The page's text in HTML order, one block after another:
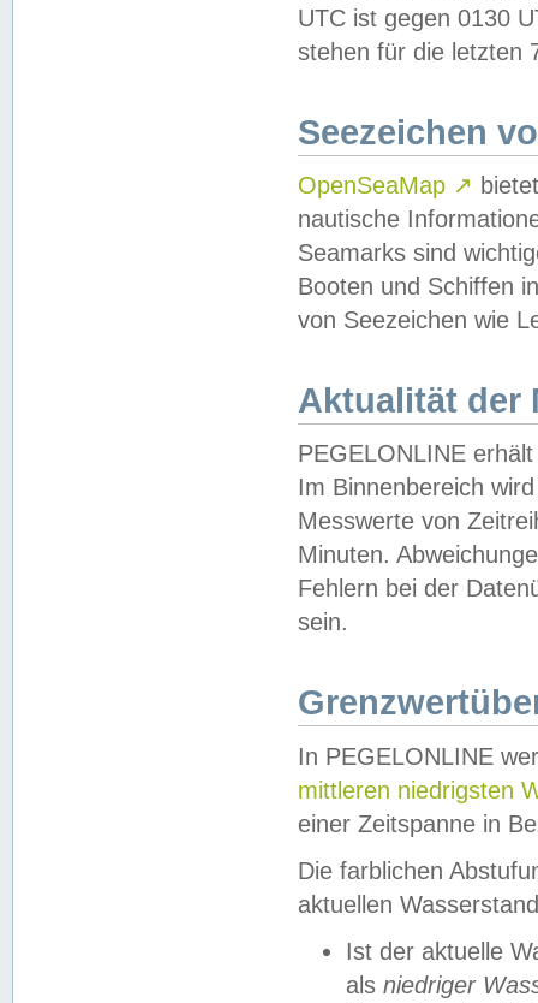
UTC ist gegen 0130
stehen für die letzten
Seezeichen
OpenSeaMap ↗
nautische
Seamarks sind
Booten und Schiffen
von Seezeichen wie
Aktualität der
PEGELONLINE
Im Binnenbereich
Messwerte von
Minuten.
Fehlern bei der
sein.
In PEGELONLINE
mittleren niedrigsten
einer Zeitspanne in
Die farblichen
aktuellen
Ist der aktuelle
als niedriger